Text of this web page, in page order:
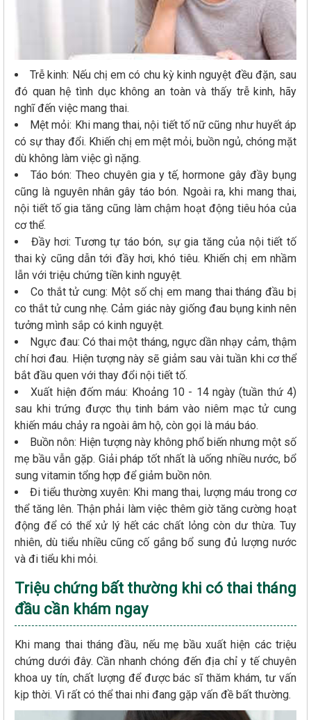
Trễ kinh: Nếu chị em có chu kỳ kinh nguyệt đều đặn, sau
đó quan hệ tình dục không an toàn và thấy trễ kinh, hãy
nghĩ đến việc mang thai.
Mệt mỏi: Khi mang thai, nội tiết tố nữ cũng như huyết áp
có sự thay đổi. Khiến chị em mệt mỏi, buồn ngủ, chóng mặt
dù không làm việc gì nặng.
Táo bón: Theo chuyên gia y tế, hormone gây đầy bụng
cũng là nguyên nhân gây táo bón. Ngoài ra, khi mang thai,
nội tiết tố gia tăng cũng làm chậm hoạt động tiêu hóa của
cơ thể.
Đầy hơi: Tương tự táo bón, sự gia tăng của nội tiết tố
thai kỳ cũng dẫn tới đầy hơi, khó tiêu. Khiến chị em nhầm
lẫn với triệu chứng tiền kinh nguyệt.
Co thắt tử cung: Một số chị em mang thai tháng đầu bị
co thắt tử cung nhẹ. Cảm giác này giống đau bụng kinh nên
tưởng mình sắp có kinh nguyệt.
Ngực đau: Có thai một tháng, ngực dần nhạy cảm, thậm
chí hơi đau. Hiện tượng này sẽ giảm sau vài tuần khi cơ thể
bắt đầu quen với thay đổi nội tiết tố.
Xuất hiện đốm máu: Khoảng 10 - 14 ngày (tuần thứ 4)
sau khi trứng được thụ tinh bám vào niêm mạc tử cung
khiến máu chảy ra ngoài âm hộ, còn gọi là máu báo.
Buồn nôn: Hiện tượng này không phổ biến nhưng một số
mẹ bầu vẫn gặp. Giải pháp tốt nhất là uống nhiều nước, bổ
sung vitamin tổng hợp để giảm buồn nôn.
Đi tiểu thường xuyên: Khi mang thai, lượng máu trong cơ
thể tăng lên. Thận phải làm việc thêm giờ tăng cường hoạt
động để có thể xử lý hết các chất lỏng còn dư thừa. Tuy
nhiên, dù tiểu nhiều cũng cố gắng bổ sung đủ lượng nước
và đi tiểu khi mỏi.
Triệu chứng bất thường khi có thai tháng
đầu cần khám ngay
Khi mang thai tháng đầu, nếu mẹ bầu xuất hiện các triệu
chứng dưới đây. Cần nhanh chóng đến địa chỉ y tế chuyên
khoa uy tín, chất lượng để được bác sĩ thăm khám, tư vấn
kịp thời. Vì rất có thể thai nhi đang gặp vấn đề bất thường.